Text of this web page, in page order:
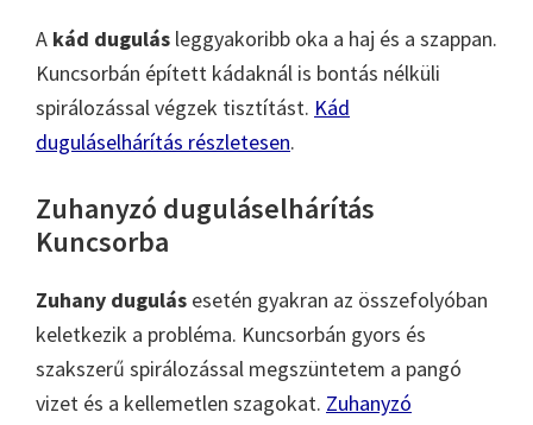
A kád dugulás leggyakoribb oka a haj és a szappan.
Kuncsorbán épített kádaknál is bontás nélküli
spirálozással végzek tisztítást. Kád
duguláselhárítás részletesen.
Zuhanyzó duguláselhárítás
Kuncsorba
Zuhany dugulás esetén gyakran az összefolyóban
keletkezik a probléma. Kuncsorbán gyors és
szakszerű spirálozással megszüntetem a pangó
vizet és a kellemetlen szagokat. Zuhanyzó